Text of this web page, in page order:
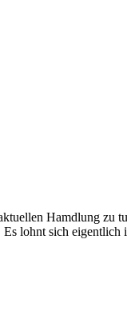
lohnt sich eigentlich